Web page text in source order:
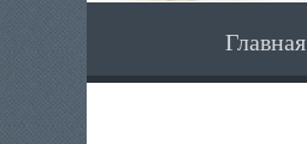
Главная